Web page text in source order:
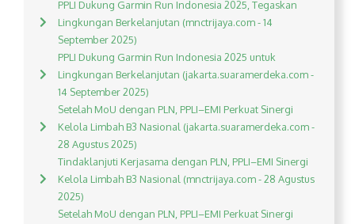
PPLI Dukung Garmin Run Indonesia 2025, Tegaskan
Lingkungan Berkelanjutan (mnctrijaya.com - 14
September 2025)
PPLI Dukung Garmin Run Indonesia 2025 untuk
Lingkungan Berkelanjutan (jakarta.suaramerdeka.com -
14 September 2025)
Setelah MoU dengan PLN, PPLI–EMI Perkuat Sinergi
Kelola Limbah B3 Nasional (jakarta.suaramerdeka.com -
28 Agustus 2025)
Tindaklanjuti Kerjasama dengan PLN, PPLI–EMI Sinergi
Kelola Limbah B3 Nasional (mnctrijaya.com - 28 Agustus
2025)
Setelah MoU dengan PLN, PPLI–EMI Perkuat Sinergi